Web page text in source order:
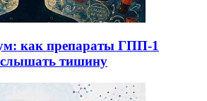
как препараты ГПП-1
тишину